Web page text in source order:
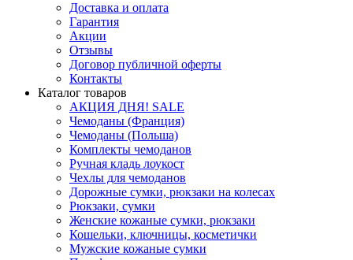
Доставка и оплата
Гарантия
Акции
Отзывы
Договор публичной оферты
Контакты
Каталог товаров
АКЦИЯ ДНЯ! SALE
Чемоданы (Франция)
Чемоданы (Польша)
Комплекты чемоданов
Ручная кладь лоукост
Чехлы для чемоданов
Дорожные сумки, рюкзаки на колесах
Рюкзаки, сумки
Женские кожаные сумки, рюкзаки
Кошельки, ключницы, косметички
Мужские кожаные сумки